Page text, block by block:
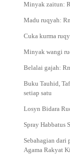
Minyak zaitun:
Madu ruqyah:
Cuka kurma
Minyak wangi
Belalai gajah:
Buku Tauhid,
setiap satu
Losyn Bidara
Spray Habbatus
Sebahagian dari
Agama Rakyat